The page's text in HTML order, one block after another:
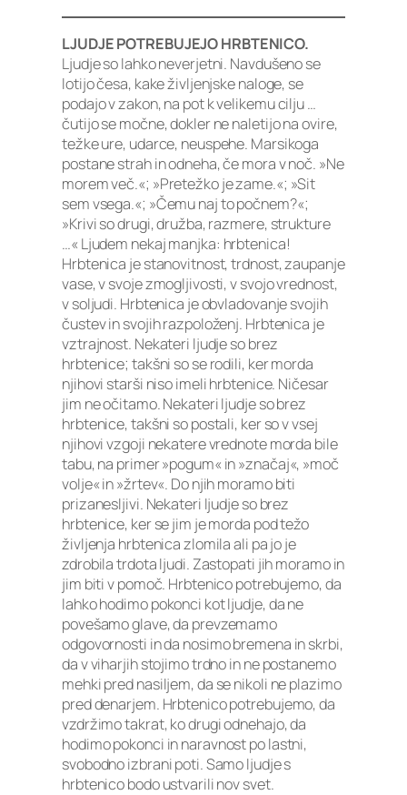
LJUDJE POTREBUJEJO HRBTENICO.
Ljudje so lahko neverjetni. Navdušeno se
lotijo česa, kake življenjske naloge, se
podajo v zakon, na pot k velikemu cilju …
čutijo se močne, dokler ne naletijo na ovire,
težke ure, udarce, neuspehe. Marsikoga
postane strah in odneha, če mora v noč. »Ne
morem več.«; »Pretežko je zame.«; »Sit
sem vsega.«; »Čemu naj to počnem?«;
»Krivi so drugi, družba, razmere, strukture
…« Ljudem nekaj manjka: hrbtenica!
Hrbtenica je stanovitnost, trdnost, zaupanje
vase, v svoje zmogljivosti, v svojo vrednost,
v soljudi. Hrbtenica je obvladovanje svojih
čustev in svojih razpoloženj. Hrbtenica je
vztrajnost. Nekateri ljudje so brez
hrbtenice; takšni so se rodili, ker morda
njihovi starši niso imeli hrbtenice. Ničesar
jim ne očitamo. Nekateri ljudje so brez
hrbtenice, takšni so postali, ker so v vsej
njihovi vzgoji nekatere vrednote morda bile
tabu, na primer »pogum« in »značaj«, »moč
volje« in »žrtev«. Do njih moramo biti
prizanesljivi. Nekateri ljudje so brez
hrbtenice, ker se jim je morda pod težo
življenja hrbtenica zlomila ali pa jo je
zdrobila trdota ljudi. Zastopati jih moramo in
jim biti v pomoč. Hrbtenico potrebujemo, da
lahko hodimo pokonci kot ljudje, da ne
povešamo glave, da prevzemamo
odgovornosti in da nosimo bremena in skrbi,
da v viharjih stojimo trdno in ne postanemo
mehki pred nasiljem, da se nikoli ne plazimo
pred denarjem. Hrbtenico potrebujemo, da
vzdržimo takrat, ko drugi odnehajo, da
hodimo pokonci in naravnost po lastni,
svobodno izbrani poti. Samo ljudje s
hrbtenico bodo ustvarili nov svet.